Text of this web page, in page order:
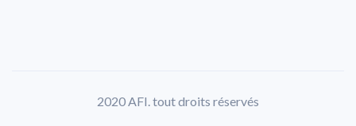
2020 AFI. tout droits réservés